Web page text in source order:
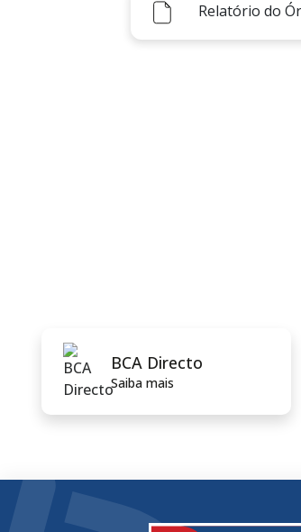
BCA Directo
Saiba mais